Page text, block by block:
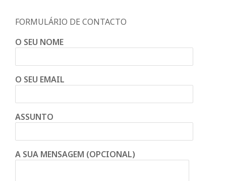
FORMULÁRIO DE CONTACTO
O SEU NOME
O SEU EMAIL
ASSUNTO
A SUA MENSAGEM (OPCIONAL)